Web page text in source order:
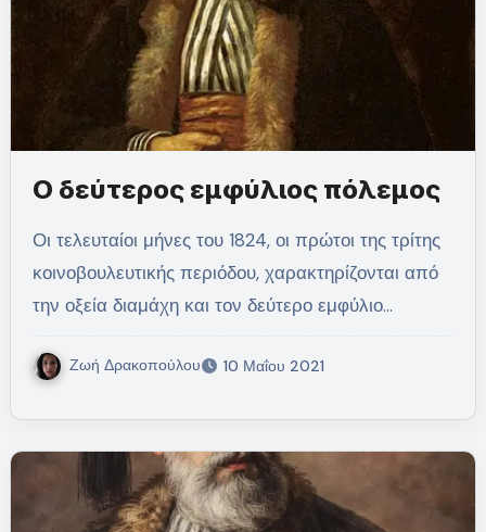
Ο δεύτερος εμφύλιος πόλεμος
Οι τελευταίοι μήνες του 1824, οι πρώτοι της τρίτης
κοινοβουλευτικής περιόδου, χαρακτηρίζονται από
την οξεία διαμάχη και τον δεύτερο εμφύλιο…
Ζωή Δρακοπούλου 10 Μαΐου 2021